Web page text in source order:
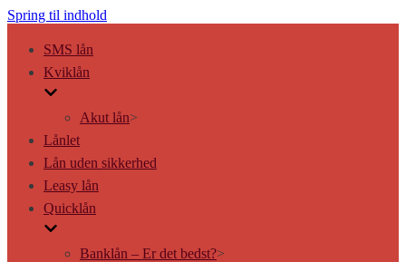
Spring til indhold
SMS lån
Kviklån
Akut lån>
Lånlet
Lån uden sikkerhed
Leasy lån
Quicklån
Banklån – Er det bedst?>